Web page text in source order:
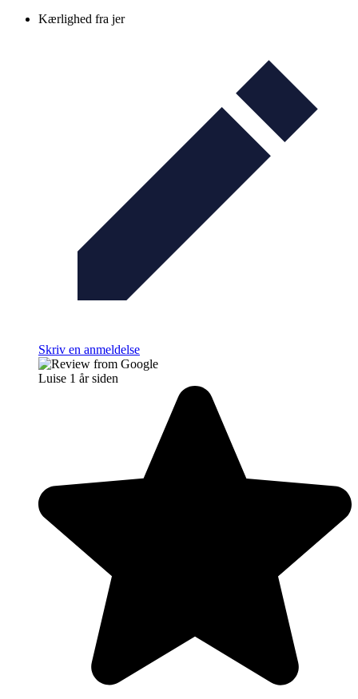
Kærlighed fra jer
Skriv en anmeldelse
Luise 1 år siden